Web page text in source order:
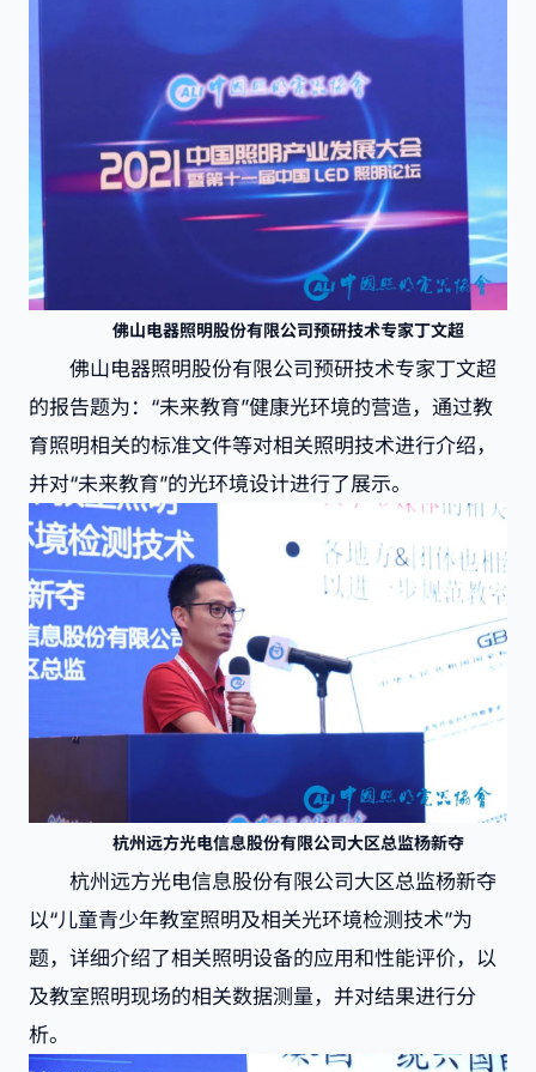
佛山电器照明股份有限公司预研技术专家丁文超
佛山电器照明股份有限公司预研技术专家丁文超
的报告题为：“未来教育”健康光环境的营造，通过教
育照明相关的标准文件等对相关照明技术进行介绍，
并对“未来教育”的光环境设计进行了展示。
杭州远方光电信息股份有限公司大区总监杨新夺
杭州远方光电信息股份有限公司大区总监杨新夺
以“儿童青少年教室照明及相关光环境检测技术”为
题，详细介绍了相关照明设备的应用和性能评价，以
及教室照明现场的相关数据测量，并对结果进行分
析。